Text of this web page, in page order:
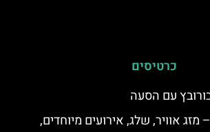
כרטיסים
עם הסעה
מזג אוויר, שלג, אירועים מיוחדים,